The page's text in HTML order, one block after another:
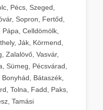
Pécs, Szeged,
Sopron, Fertőd,
Celldömölk,
Ják, Körmend,
Zalalövő, Vasvár,
Sümeg, Pécsvárad,
Bátaszék,
Tolna, Fadd, Paks,
Tamási